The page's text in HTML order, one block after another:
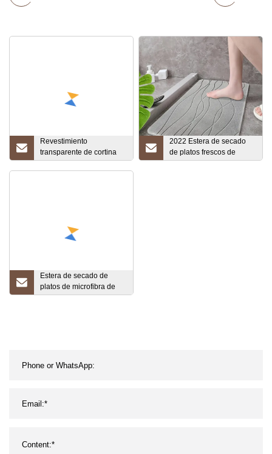
Revestimiento
transparente de cortina
de ducha PEVA, juego de
2022 Estera de secado
de platos frescos de
microfibra de fregadero
Estera de secado de
platos de microfibra de
espuma de cocina de